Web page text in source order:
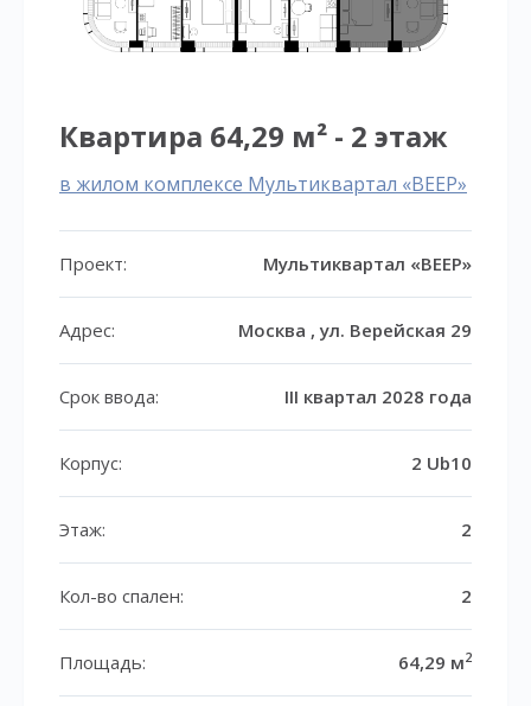
Квартира 64,29 м² - 2 этаж
в жилом комплексе Мультиквартал «ВЕЕР»
Проект: Мультиквартал «ВЕЕР»
Адрес: Москва , ул. Верейская 29
Срок ввода: III квартал 2028 года
Корпус: 2 Ub10
Этаж: 2
Кол-во спален: 2
Площадь: 64,29 м2